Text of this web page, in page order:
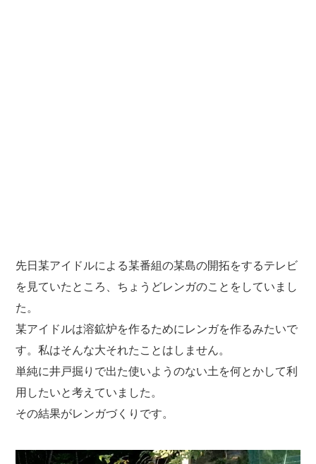
先日某アイドルによる某番組の某島の開拓をするテレビ
を見ていたところ、ちょうどレンガのことをしていまし
た。
某アイドルは溶鉱炉を作るためにレンガを作るみたいで
す。私はそんな大それたことはしません。
単純に井戸掘りで出た使いようのない土を何とかして利
用したいと考えていました。
その結果がレンガづくりです。